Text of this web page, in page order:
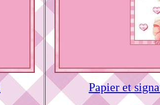
Papier et